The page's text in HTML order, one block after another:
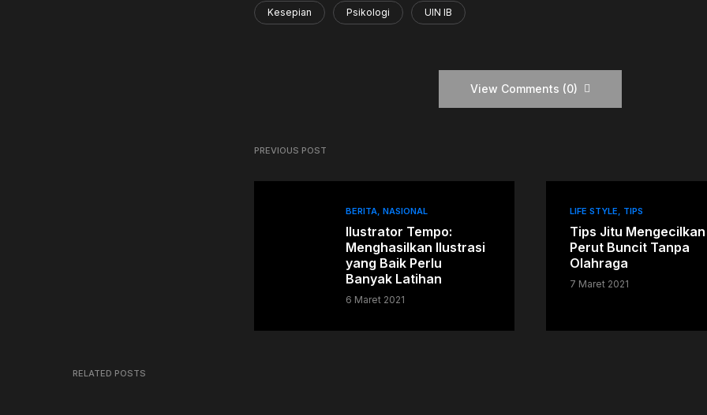
Kesepian Psikologi UIN IB
View Comments (0)
PREVIOUS POST
BERITA NASIONAL
Ilustrator Tempo:
Menghasilkan Ilustrasi
yang Baik Perlu
Banyak Latihan
6 Maret 2021
LIFE STYLE TIPS
Tips Jitu Mengecilkan
Perut Buncit Tanpa
Olahraga
7 Maret 2021
RELATED POSTS